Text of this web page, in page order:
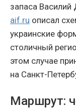
запаса
aif.ru описал
украинские
столичный
этом случае
на Санкт-
Маршрут: